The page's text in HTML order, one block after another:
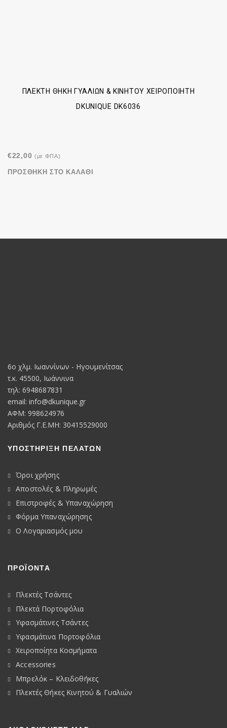
ΠΛΕΚΤΉ ΘΉΚΗ ΓΥΑΛΙΏΝ & ΚΙΝΗΤΟΎ ΧΕΙΡΟΠΟΊΗΤΗ
DKUNIQUE DK6036
€22,00 (με ΦΠΑ)
ΠΡΟΣΘΉΚΗ ΣΤΟ ΚΑΛΆΘΙ
6o χλμ. Ιωαννίνων - Ηγουμενίτσας
τ.κ. 45500, Ιωάννινα
τηλ: 6948687831
email: info@dkunique.gr
ΑΦΜ: 998624976
Αριθμός Γ.Ε.ΜΗ: 30415529000
ΥΠΟΣΤΗΡΙΞΗ ΠΕΛΑΤΩΝ
Όροι χρήσης
Αποστολές & Πληρωμές
Επιστροφές & Υπαναχώρηση
Φόρμα Υπαναχώρησης
Ο Λογαριασμός μου
ΠΡΟΪΟΝΤΑ
Πλεκτές Τσάντες
Πλεκτά Πορτοφόλια
Υφασμάτινες Τσάντες
Υφασμάτινα Πορτοφόλια
Χειροποίητα Κοσμήματα
Accessories
Μπρελόκ – Κλειδοθήκες
Πλεκτές Θήκες Κινητού & Γυαλιών